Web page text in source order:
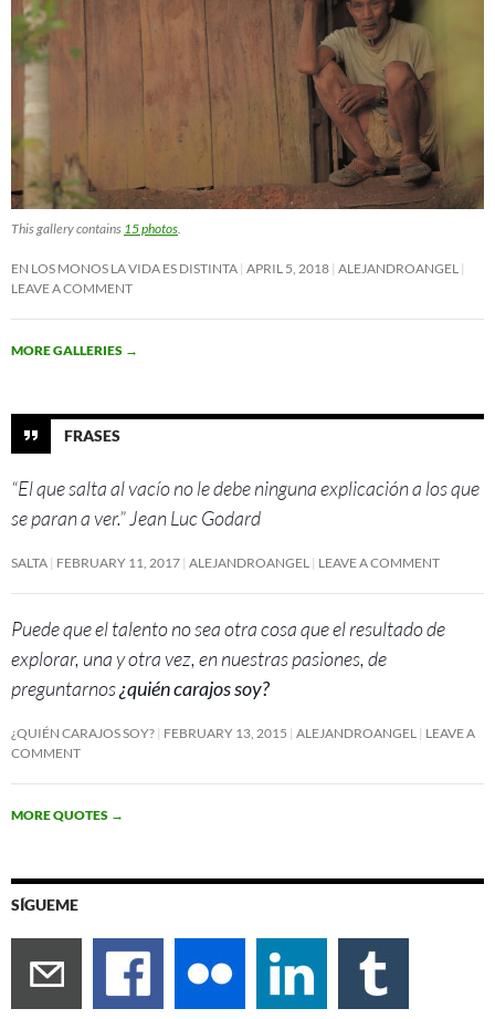
This gallery contains 15 photos
EN LOS MONOS LA VIDA ES DISTINTA APRIL 5, 2018 ALEJANDROANGEL
LEAVE A COMMENT
MORE GALLERIES →
FRASES
“El que salta al vacío no le debe ninguna explicación a los que
se paran a ver.” Jean Luc Godard
SALTA FEBRUARY 11, 2017 ALEJANDROANGEL LEAVE A COMMENT
Puede que el talento no sea otra cosa que el resultado de
explorar, una y otra vez, en nuestras pasiones, de
preguntarnos¿quién carajos soy?
¿QUIÉN CARAJOS SOY? FEBRUARY 13, 2015 ALEJANDROANGEL
LEAVE A
COMMENT
MORE QUOTES →
SÍGUEME